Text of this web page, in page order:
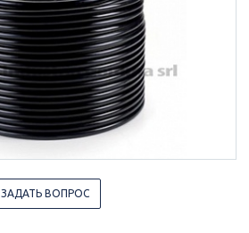
ЗАДАТЬ ВОПРОС